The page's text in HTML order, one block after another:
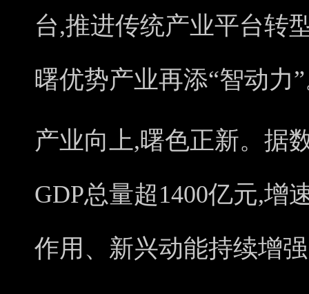
台,推进传统产业平台转
曙优势产业再添“智动力
产业向上,曙色正新。据
GDP总量超1400亿元,增
作用、新兴动能持续增